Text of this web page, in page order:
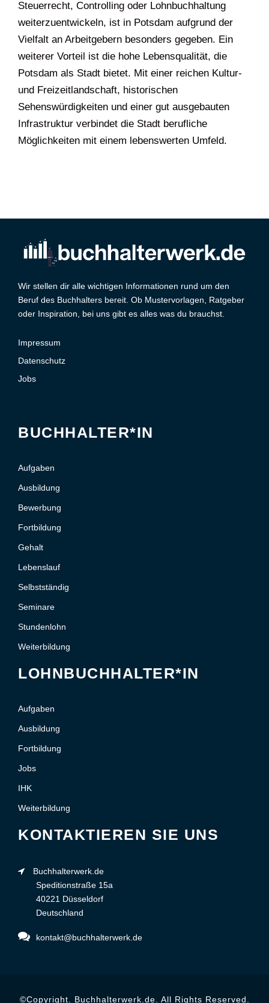
Steuerrecht, Controlling oder Lohnbuchhaltung
weiterzuentwickeln, ist in Potsdam aufgrund der
Vielfalt an Arbeitgebern besonders gegeben. Ein
weiterer Vorteil ist die hohe Lebensqualität, die
Potsdam als Stadt bietet. Mit einer reichen Kultur-
und Freizeitlandschaft, historischen
Sehenswürdigkeiten und einer gut ausgebauten
Infrastruktur verbindet die Stadt berufliche
Möglichkeiten mit einem lebenswerten Umfeld.
Wir stellen dir alle wichtigen Informationen rund um den
Beruf des Buchhalters bereit. Ob Mustervorlagen, Ratgeber
oder Inspiration, bei uns gibt es alles was du brauchst.
Impressum
Datenschutz
Jobs
BUCHHALTER*IN
Aufgaben
Ausbildung
Bewerbung
Fortbildung
Gehalt
Lebenslauf
Selbstständig
Seminare
Stundenlohn
Weiterbildung
LOHNBUCHHALTER*IN
Aufgaben
Ausbildung
Fortbildung
Jobs
IHK
Weiterbildung
KONTAKTIEREN SIE UNS
Buchhalterwerk.de
Speditionstraße 15a
40221 Düsseldorf
Deutschland
kontakt@buchhalterwerk.de
©Copyright. Buchhalterwerk.de. All Rights Reserved.